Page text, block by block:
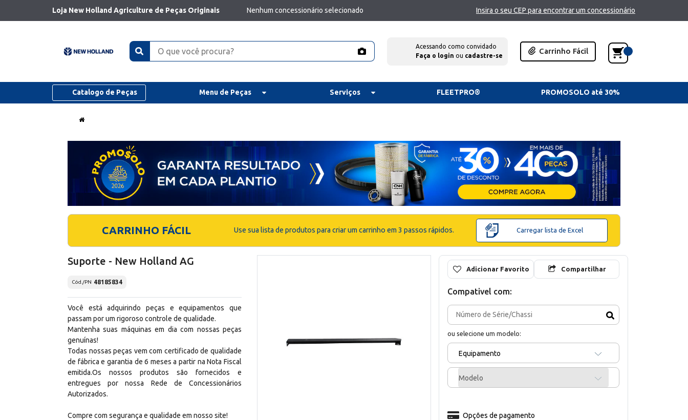
Loja New Holland Agriculture de Peças Originais Nenhum concessionário selecionado Insira o seu CEP para encontrar um concessionário
Acessando como convidado
Faça o login ou cadastre-se
Carrinho Fácil
Catalogo de Peças Menu de Peças Serviços FLEETPRO® PROMOSOLO até 30%
CARRINHO FÁCIL Use sua lista de produtos para criar um carrinho em 3 passos rápidos. Carregar lista de Excel
Suporte - New Holland AG
Cód./PN 48185834
Você está adquirindo peças e equipamentos que
passam por um rigoroso controle de qualidade.
Mantenha suas máquinas em dia com nossas peças
genuínas!
Todas nossas peças vem com certificado de qualidade
de fábrica e garantia de 6 meses a partir na Nota Fiscal
emitida.Os nossos produtos são fornecidos e
entregues por nossa Rede de Concessionários
Autorizados.
Compre com segurança e qualidade em nosso site!
Adicionar Favorito Compartilhar
Compativel com:
ou selecione um modelo:
Equipamento
Modelo
Opções de pagamento